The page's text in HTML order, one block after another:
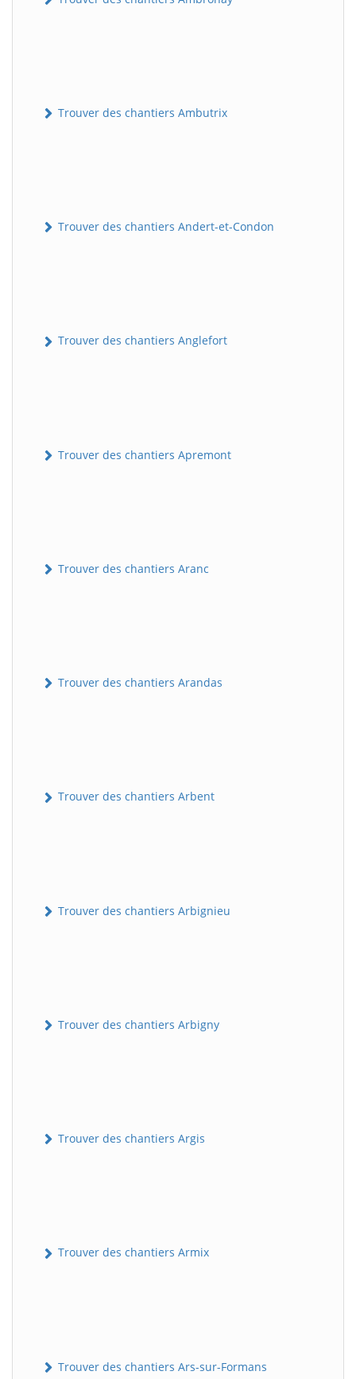
Trouver des chantiers Ambutrix
Trouver des chantiers Andert-et-Condon
Trouver des chantiers Anglefort
Trouver des chantiers Apremont
Trouver des chantiers Aranc
Trouver des chantiers Arandas
Trouver des chantiers Arbent
Trouver des chantiers Arbignieu
Trouver des chantiers Arbigny
Trouver des chantiers Argis
Trouver des chantiers Armix
Trouver des chantiers Ars-sur-Formans